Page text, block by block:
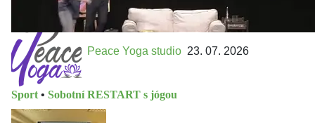
Peace Yoga studio 23. 07. 2026
Sport • Sobotní RESTART s jógou